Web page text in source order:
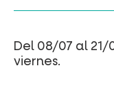
Del 08/07 al
viernes.